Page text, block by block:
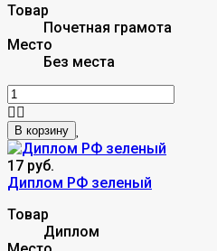
Товар
Почетная грамота
Место
Без места
В корзину
17 руб.
Диплом РФ зеленый
Товар
Диплом